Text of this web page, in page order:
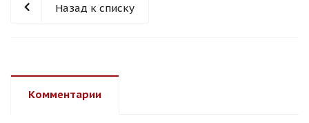
Назад к списку
Комментарии